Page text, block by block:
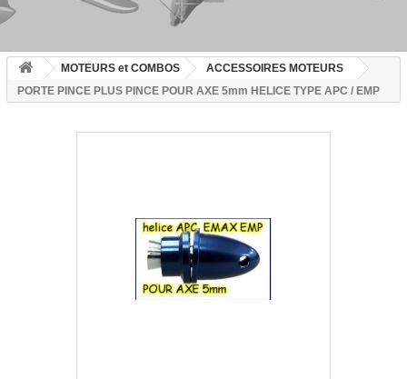
MOTEURS et COMBOS
ACCESSOIRES MOTEURS
PORTE PINCE PLUS PINCE POUR AXE 5mm HELICE TYPE APC / EMP